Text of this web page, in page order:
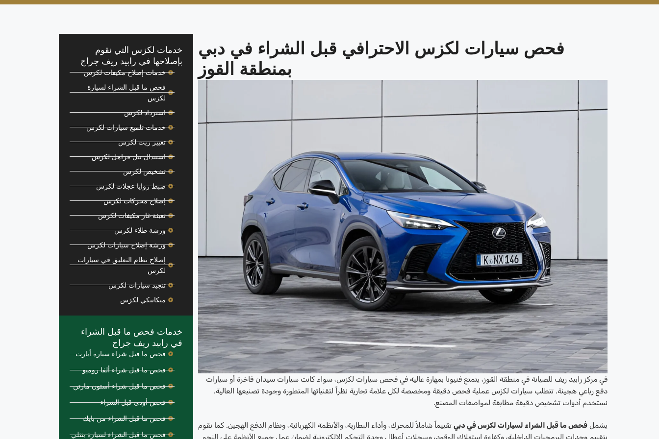
فحص سيارات لكزس الاحترافي قبل الشراء في دبي
بمنطقة القوز
في مركز رابيد ريف للصيانة في منطقة القوز، يتمتع فنيونا بمهارة عالية في فحص سيارات لكزس، سواء كانت سيارات سيدان فاخرة أو سيارات
دفع رباعي هجينة. تتطلب سيارات لكزس عملية فحص دقيقة ومخصصة لكل علامة تجارية نظراً لتقنياتها المتطورة وجودة تصنيعها العالية.
نستخدم أدوات تشخيص دقيقة مطابقة لمواصفات المصنع.
يشملفحص ما قبل الشراء لسيارات لكزس في دبي تقييماً شاملاً للمحرك، وأداء البطارية، والأنظمة الكهربائية، ونظام الدفع الهجين. كما نقوم
بتقييم وحدات البرمجيات الداخلية، وكفاءة استهلاك الوقود، وسجلات أعطال وحدة التحكم الإلكترونية لضمان عمل جميع الأنظمة على النحو
خدمات لكزس التي نقوم
بإصلاحها في رابيد ريف جراج
خدمات إصلاح مكيفات لكزس
فحص ما قبل الشراء لسيارة
لكزس
استرداد لكزس
خدمات تلميع سيارات لكزس
تغيير زيت لكزس
استبدال تيل فرامل لكزس
تشخيص لكزس
ضبط زوايا عجلات لكزس
إصلاح محركات لكزس
تعبئة غاز مكيفات لكزس
ورشة طلاء لكزس
ورشة إصلاح سيارات لكزس
إصلاح نظام التعليق في سيارات
لكزس
تنجيد سيارات لكزس
ميكانيكي لكزس
خدمات فحص ما قبل الشراء
في رابيد ريف جراج
فحص ما قبل شراء سيارة أبارث
فحص ما قبل شراء ألفا روميو
فحص ما قبل شراء أستون مارتن
فحص أودي قبل الشراء
فحص ما قبل الشراء من بايك
فحص ما قبل الشراء لسيارة بنتلي